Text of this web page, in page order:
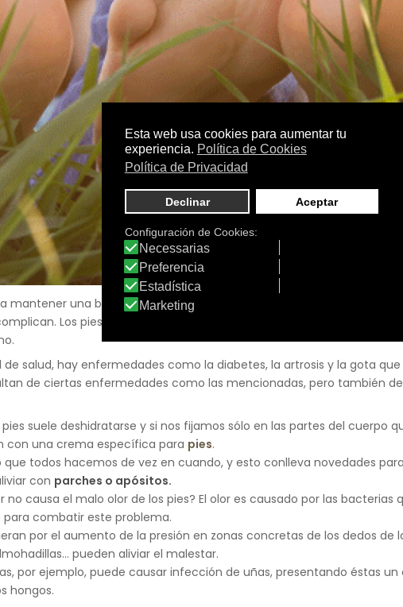
mantener una buena calidad de vida. Su alteración es fuente de
Los pies sostienen nuestro peso corporal y permiten la
salud, hay enfermedades como la diabetes, la artrosis y la gota
de ciertas enfermedades como las mencionadas, pero también
pies suele deshidratarse y si nos fijamos sólo en las partes del cuerpo
con una crema específica para pies.
todos hacemos de vez en cuando, y esto conlleva novedades
con parches o apósitos.
no causa el malo olor de los pies? El olor es causado por las
para combatir este problema.
por el aumento de la presión en zonas concretas de los dedos de
pueden aliviar el malestar.
por ejemplo, puede causar infección de uñas, presentando éstas
hongos.